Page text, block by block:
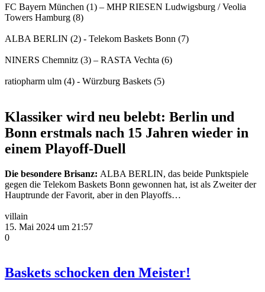
FC Bayern München (1) – MHP RIESEN Ludwigsburg / Veolia
Towers Hamburg (8)
ALBA BERLIN (2) - Telekom Baskets Bonn (7)
NINERS Chemnitz (3) – RASTA Vechta (6)
ratiopharm ulm (4) - Würzburg Baskets (5)
Klassiker wird neu belebt: Berlin und
Bonn erstmals nach 15 Jahren wieder in
einem Playoff-Duell
Die besondere Brisanz: ALBA BERLIN, das beide Punktspiele
gegen die Telekom Baskets Bonn gewonnen hat, ist als Zweiter der
Hauptrunde der Favorit, aber in den Playoffs…
villain
15. Mai 2024 um 21:57
0
Baskets schocken den Meister!